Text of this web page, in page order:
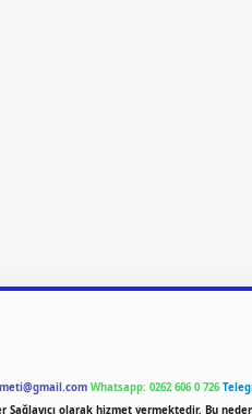
Whatsapp: 0262 606 0 726
Sağlayıcı olarak hizmet vermektedir. Bu